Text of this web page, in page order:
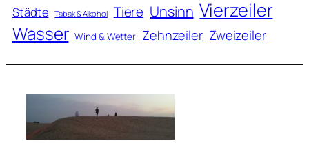
Städte Tabak & Alkohol Tiere Unsinn Vierzeiler
Wasser Wind & Wetter Zehnzeiler Zweizeiler